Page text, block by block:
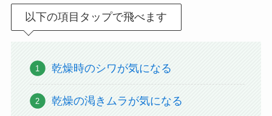
以下の項目タップで飛べます
乾燥時のシワが気になる
乾燥の渇きムラが気になる